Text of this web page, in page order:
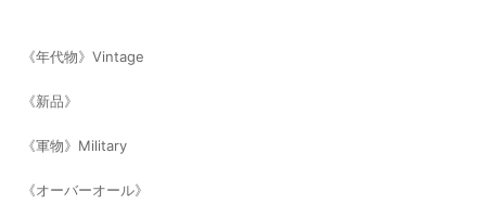
《年代物》Vintage
《新品》
《軍物》Military
《オーバーオール》